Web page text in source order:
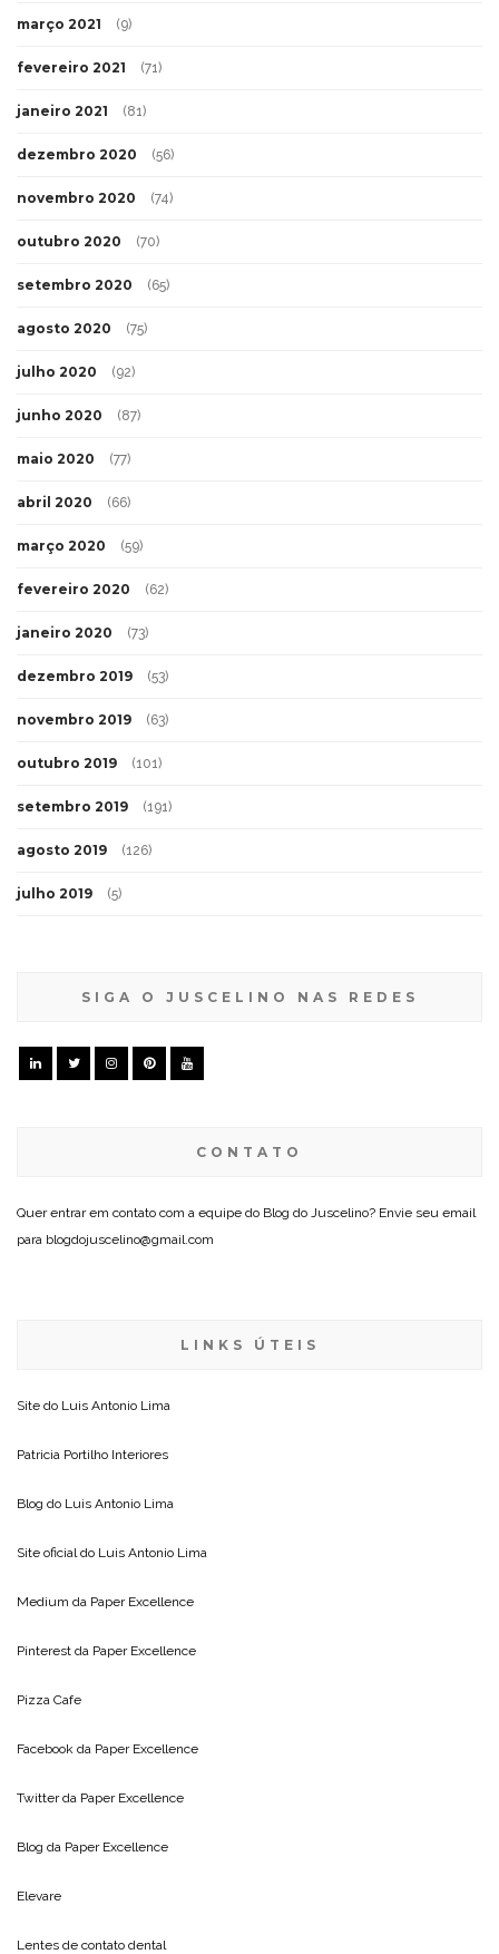
março 2021 (9)
fevereiro 2021 (71)
janeiro 2021 (81)
dezembro 2020 (56)
novembro 2020 (74)
outubro 2020 (70)
setembro 2020 (65)
agosto 2020 (75)
julho 2020 (92)
junho 2020 (87)
maio 2020 (77)
abril 2020 (66)
março 2020 (59)
fevereiro 2020 (62)
janeiro 2020 (73)
dezembro 2019 (53)
novembro 2019 (63)
outubro 2019 (101)
setembro 2019 (191)
agosto 2019 (126)
julho 2019 (5)
SIGA O JUSCELINO NAS REDES
CONTATO
Quer entrar em contato com a equipe do Blog do Juscelino? Envie seu email
para blogdojuscelino@gmail.com
LINKS ÚTEIS
Site do Luis Antonio Lima
Patricia Portilho Interiores
Blog do Luis Antonio Lima
Site oficial do Luis Antonio Lima
Medium da Paper Excellence
Pinterest da Paper Excellence
Pizza Cafe
Facebook da Paper Excellence
Twitter da Paper Excellence
Blog da Paper Excellence
Elevare
Lentes de contato dental